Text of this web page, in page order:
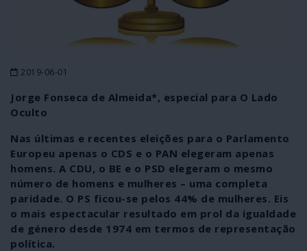
2019-06-01
Jorge Fonseca de Almeida*, especial para O Lado
Oculto
Nas últimas e recentes eleições para o Parlamento
Europeu apenas o CDS e o PAN elegeram apenas
homens. A CDU, o BE e o PSD elegeram o mesmo
número de homens e mulheres – uma completa
paridade. O PS ficou-se pelos 44% de mulheres. Eis
o mais espectacular resultado em prol da igualdade
de género desde 1974 em termos de representação
política.